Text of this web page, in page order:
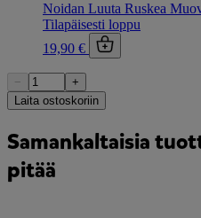
Noidan Luuta Ruskea
Tilapäisesti loppu
19,90 €
−
+
Laita ostoskoriin
Samankaltaisia
pitää